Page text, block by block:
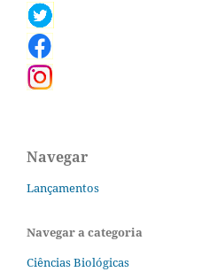
Navegar
Lançamentos
Navegar a categoria
Ciências Biológicas